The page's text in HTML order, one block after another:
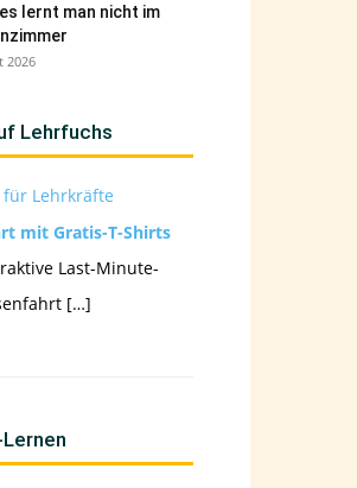
lernt man nicht im
2026
Lehrfuchs
mit Gratis-T-Shirts
Last-Minute-
[…]